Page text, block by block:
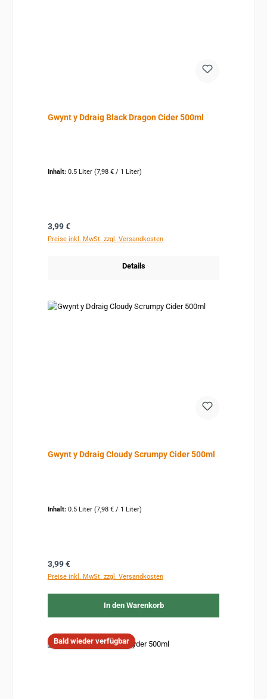
Gwynt y Ddraig Black Dragon Cider 500ml
Inhalt: 0.5 Liter (7,98 € / 1 Liter)
Regulärer Preis:
3,99 €
Preise inkl. MwSt. zzgl. Versandkosten
Details
Gwynt y Ddraig Cloudy Scrumpy Cider 500ml
Inhalt: 0.5 Liter (7,98 € / 1 Liter)
Regulärer Preis:
3,99 €
Preise inkl. MwSt. zzgl. Versandkosten
In den Warenkorb
Bald wieder verfügbar